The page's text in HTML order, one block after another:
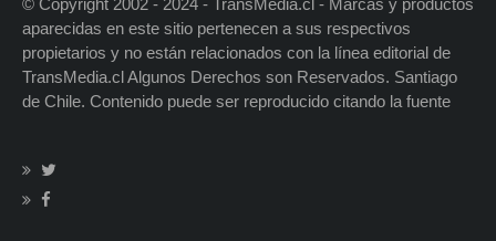
© Copyright 2002 - 2024 - TransMedia.cl - Marcas y productos
aparecidas en este sitio pertenecen a sus respectivos
propietarios y no están relacionados con la línea editorial de
TransMedia.cl Algunos Derechos son Reservados. Santiago
de Chile. Contenido puede ser reproducido citando la fuente